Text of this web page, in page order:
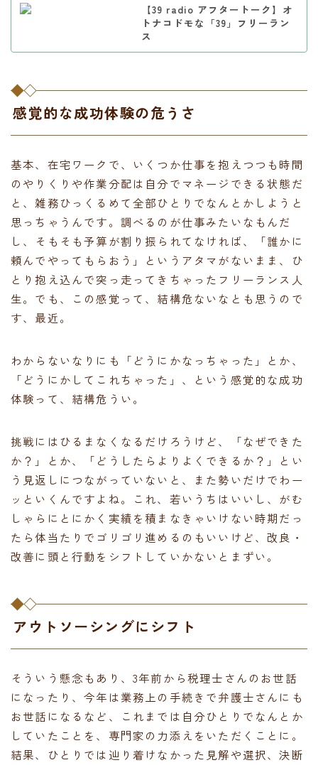
【39 radio アフタートーク】オ
トナコドモな「39」フリーラン
ス
感覚的な成功体験の危うさ
基本、在宅ワークで、いくつか仕事を抱えつつも時間
のやりくりや作業分配は自分でマネージできる状態だ
と、雑務ひっくるめて全部ひとりでなんとかしようと
思っちゃうんです。調べるのが仕事みたいなもんだ
し、そもそも予算が割り振られてなければ、「誰かに
頼んでやってもらおう」というアタマがないまま、ひ
とり抱え込んで突っ走ってきちゃったフリーランス人
生。でも、この感覚って、結構危ないなとも思うので
す、最近。
わからないなりにも「どうにかなっちゃった」とか、
「どうにかしてこれちゃった」、という感覚的な成功
体験って、結構危うい。
挑戦にはひるまなくなるだけろうけど、「なぜできた
か？」とか、「どうしたらよりよくできるか？」とい
う見返しにつながっていないと、また勢いだけでわー
ッといくんですよね。これ、若いうちはいいし、がむ
しゃらにとにかく実績を積まなきゃいけない時期だっ
たら体当たりでゴリゴリ進めるのもいいけど、改良・
改善に頭と行動をシフトしていかないとまずい。
アウトソーシングにシフト
そういう懸念もあり、3年前から税理士さんのお世話
になったり、今年は業務上の手続きで弁護士さんにも
お世話になるなど、これまでは自分ひとりでなんとか
していたことを、専門家の力添えをいただくことに。
結果、ひとりでは辿り着けなかった見解や選択、決断